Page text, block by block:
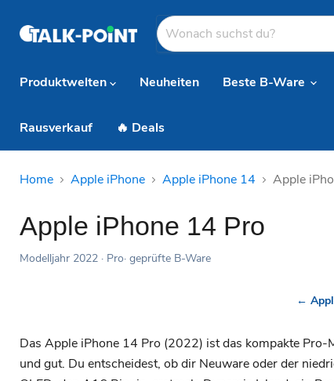
Produktwelten
Neuheiten Beste B-Ware
Rausverkauf 🔥 Deals
Home Apple iPhone Apple iPhone 14 Apple
Apple iPhone 14 Pro
Modelljahr 2022 · Pro· geprüfte B-Ware
←
Das Apple iPhone 14 Pro (2022) ist das kompakte
und gut. Du entscheidest, ob dir Neuware oder der